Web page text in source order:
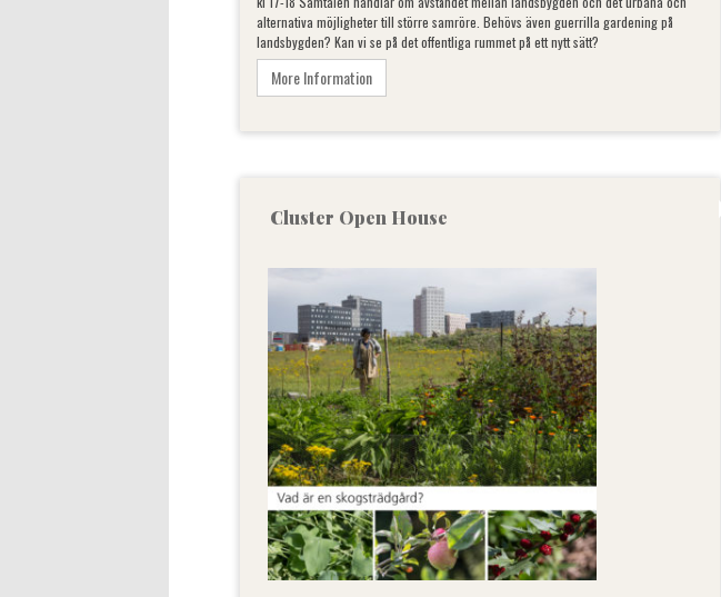
alternativa möjligheter till större samröre. Behövs även guerrilla gardening på
landsbygden? Kan vi se på det offentliga rummet på ett nytt sätt?
More Information
Cluster Open House